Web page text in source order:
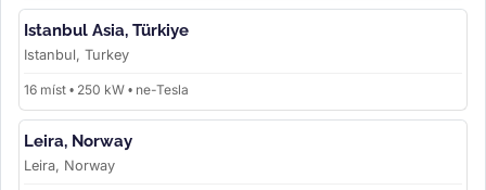
Istanbul Asia, Türkiye
Istanbul, Turkey
16 míst • 250 kW • ne-Tesla
Leira, Norway
Leira, Norway